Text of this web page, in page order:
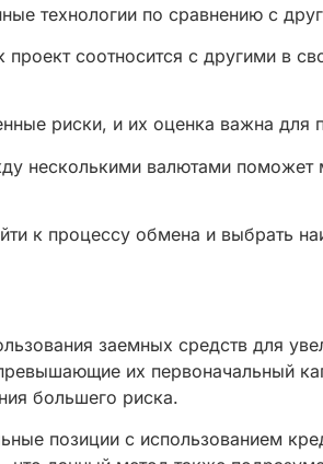
технологии по сравнению с
соотносится с другими в
риски, и их оценка важна для
несколькими валютами
к процессу обмена и выбрать
заемных средств для
их первоначальный
большего риска.
позиции с использованием